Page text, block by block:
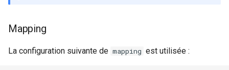
4.5.7
Notes de version Canopsis
Mapping
La configuration suivante de mapping est utilisée :